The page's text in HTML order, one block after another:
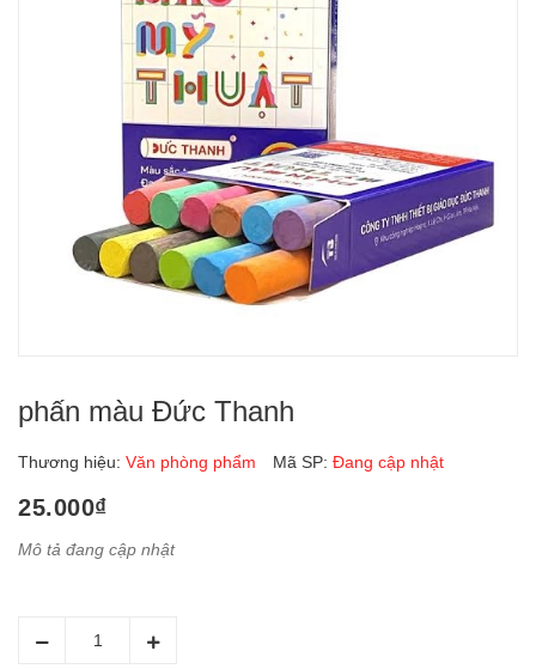
phấn màu Đức Thanh
Thương hiệu: Văn phòng phẩm Mã SP: Đang cập nhật
25.000₫
Mô tả đang cập nhật